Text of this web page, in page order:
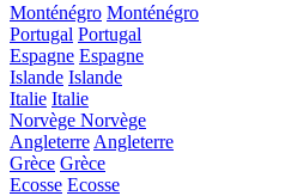
Monténégro Monténégro
Portugal Portugal
Espagne Espagne
Islande Islande
Italie Italie
Norvège Norvège
Angleterre Angleterre
Grèce Grèce
Ecosse Ecosse